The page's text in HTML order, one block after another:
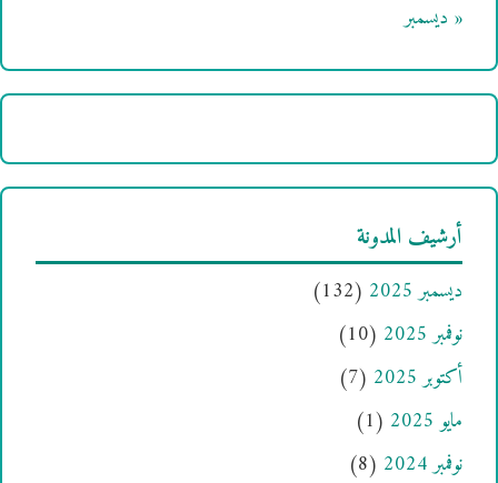
« ديسمبر
أرشيف المدونة
ديسمبر 2025
(132)
نوفمبر 2025
(10)
أكتوبر 2025
(7)
مايو 2025
(1)
نوفمبر 2024
(8)